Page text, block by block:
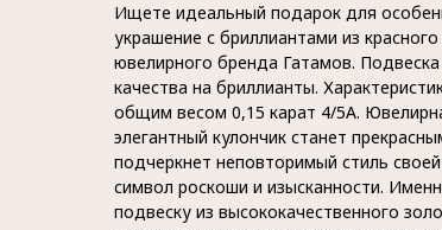
Ищете идеальный подарок для
украшение с бриллиантами из
ювелирного бренда Гатамов.
качества на бриллианты.
общим весом 0,15 карат 4/5А.
элегантный кулончик станет
подчеркнет неповторимый стиль
символ роскоши и изысканности.
подвеску из высококачественного